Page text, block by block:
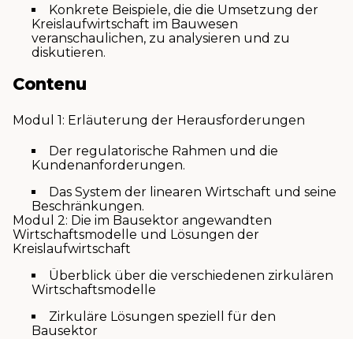
Konkrete Beispiele, die die Umsetzung der
Kreislaufwirtschaft im Bauwesen
veranschaulichen, zu analysieren und zu
diskutieren.
Contenu
Modul 1: Erläuterung der Herausforderungen
Der regulatorische Rahmen und die
Kundenanforderungen.
Das System der linearen Wirtschaft und seine
Beschränkungen.
Modul 2: Die im Bausektor angewandten
Wirtschaftsmodelle und Lösungen der
Kreislaufwirtschaft
Überblick über die verschiedenen zirkulären
Wirtschaftsmodelle
Zirkuläre Lösungen speziell für den
Bausektor